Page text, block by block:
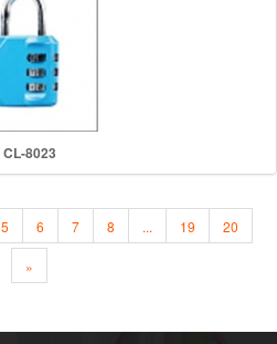
CL-8023
5 6 7 8 ... 19 20
»